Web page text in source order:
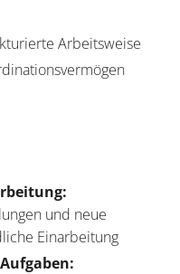
Arbeitsweise
und neue
Einarbeitung